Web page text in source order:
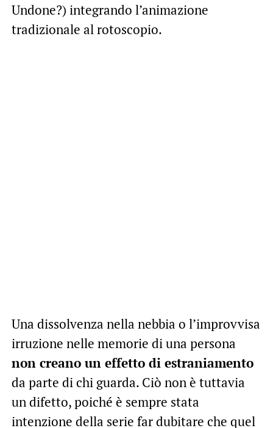
Undone?) integrando l’animazione
tradizionale al rotoscopio.
Una dissolvenza nella nebbia o l’improvvisa
irruzione nelle memorie di una persona
non creano un effetto di estraniamento
da parte di chi guarda. Ciò non è tuttavia
un difetto, poiché è sempre stata
intenzione della serie far dubitare che quel